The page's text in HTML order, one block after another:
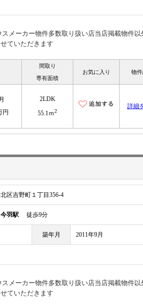
メーカー物件多数取り扱い店当店掲載物件以
ていただきます
間取り
専有面積
お気に入り 物
円
2LDK
55.1ｍ2
詳細
区吉野町１丁目356-4
今羽駅 徒歩9分
築年月 2011年9月
メーカー物件多数取り扱い店当店掲載物件以
ていただきます